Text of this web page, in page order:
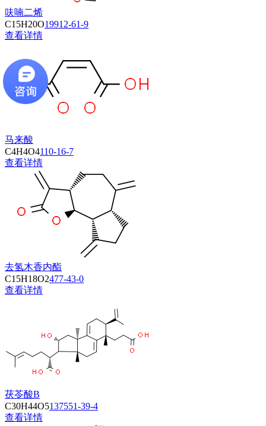
呋喃二烯
C15H20O19912-61-9
查看详情
马来酸
C4H4O4110-16-7
查看详情
去氢木香内酯
C15H18O2477-43-0
查看详情
茯苓酸B
C30H44O5137551-39-4
查看详情